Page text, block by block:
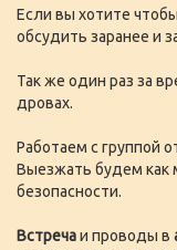
Если вы хотите
обсудить заранее и
Так же один раз за
дровах.
Работаем с группой
Выезжать будем как
безопасности.
Встречаи проводы в